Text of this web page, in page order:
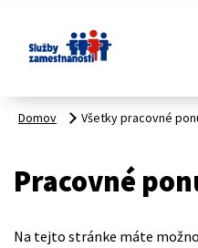
Domov Všetky pracovné
Pracovné
Na tejto stránke máte